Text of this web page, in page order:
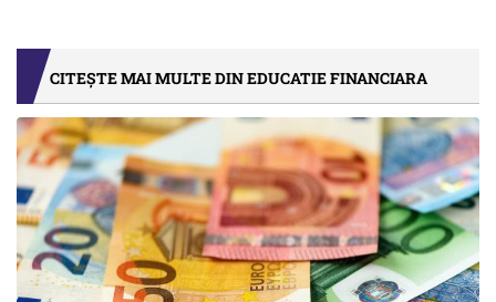
CITEȘTE MAI MULTE DIN EDUCATIE FINANCIARA